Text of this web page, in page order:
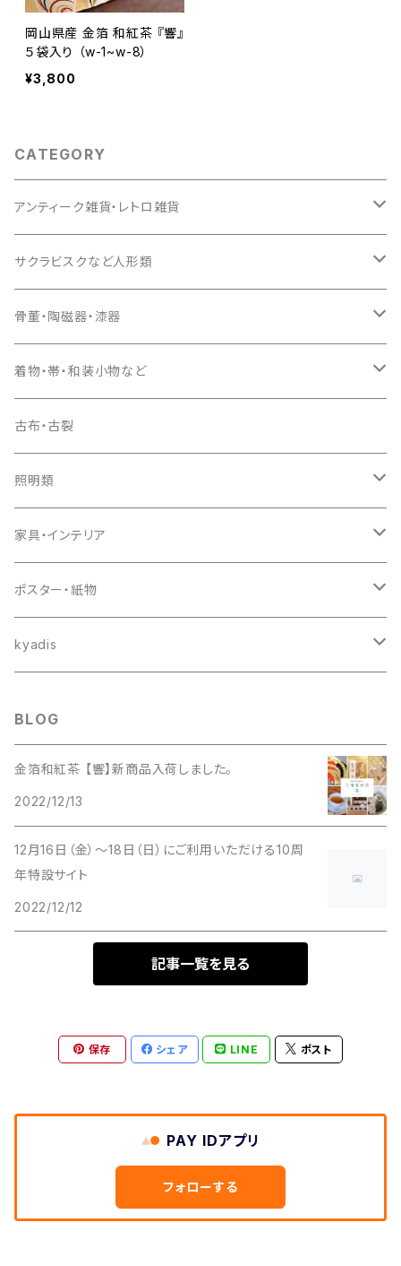
岡山県産 金箔 和紅茶 『響』
５袋入り （w-1~w-8）
¥3,800
CATEGORY
アンティーク雑貨・レトロ雑貨
ガラス
アメ瓶・菓子瓶
グラス
ブローチ
ブックスタンド
香水瓶
ミシン台
スタンドミラー
サクラビスクなど人形類
サクラビスク
雛人形
磁器人形
骨董・陶磁器・漆器
陶磁器
ノリタケ
カップ＆ソーサ類
火鉢
漆器
カップ＆ソーサ
着物・帯・和装小物など
着物
帯
帯締め・帯揚げ
和装小物
作り帯
帯留め
古布・古裂
照明類
電笠
家具・インテリア
書棚
収納棚・水屋
イス・スツール・踏み台
ブックスタンド
ポスター・紙物
ポスター・はがき
kyadis
長そでシャツ
アロハ
リボンバック
日傘
ズボン
ヘアバンド
カチューシャ
T-shirt's
BLOG
金箔和紅茶 【響】新商品入荷しました。
2022/12/13
12月16日（金）〜18日（日）にご利用いただける10周
年特設サイト
2022/12/12
記事一覧を見る
保存 シェア LINE ポスト
PAY IDアプリ
フォローする